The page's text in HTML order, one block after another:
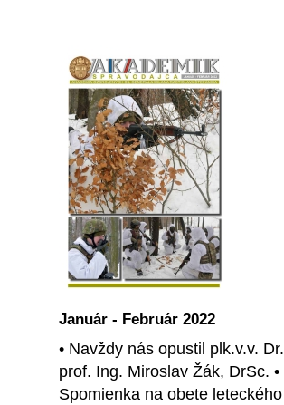
Január - Február 2022
• Navždy nás opustil plk.v.v.
prof. Ing. Miroslav Žák, DrSc. •
Spomienka na obete leteckého